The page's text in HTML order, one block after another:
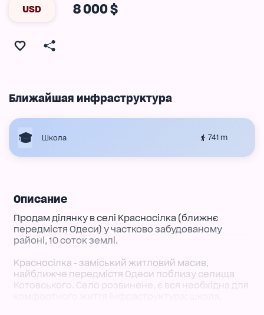
USD 8 000 $
Ближайшая инфраструктура
Школа 741 m
Описание
Продам ділянку в селі Красносілка (ближнє
передмістя Одеси) у частково забудованому
районі, 10 соток землі.
Красносілка - заміський житловий масив,
найближче передмістя Одеси поблизу селища
Котовського. Село розвинене, є вся необхідна для